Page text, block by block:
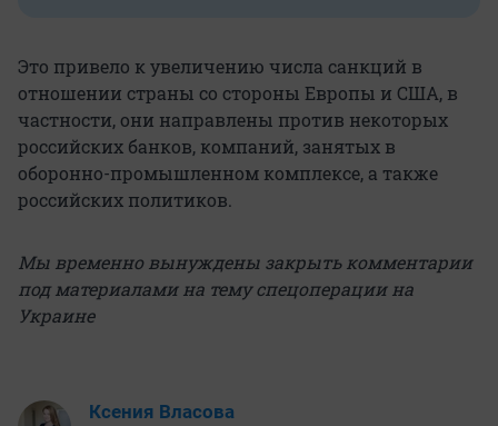
Это привело к увеличению числа санкций в
отношении страны со стороны Европы и США, в
частности, они направлены против некоторых
российских банков, компаний, занятых в
оборонно-промышленном комплексе, а также
российских политиков.
Мы временно вынуждены закрыть комментарии
под материалами на тему спецоперации на
Украине
Ксения Власова